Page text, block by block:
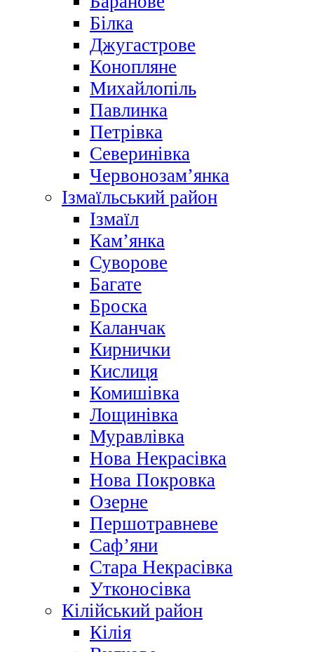
Білка
Джугастрове
Конопляне
Михайлопіль
Павлинка
Петрівка
Северинівка
Червонозам’янка
Ізмаїльський район
Ізмаїл
Кам’янка
Суворове
Багате
Броска
Каланчак
Кирнички
Кислиця
Комишівка
Лощинівка
Муравлівка
Нова Некрасівка
Нова Покровка
Озерне
Першотравневе
Саф’яни
Стара Некрасівка
Утконосівка
Кілійський район
Кілія